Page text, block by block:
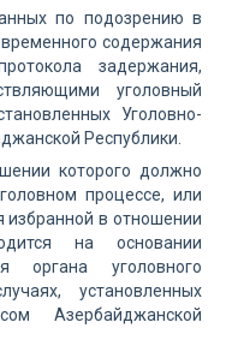
по подозрению в
содержания
задержания,
уголовный
Уголовно-
Республики.
которого должно
процессе, или
избранной в отношении
на основании
органа уголовного
установленных
Азербайджанской